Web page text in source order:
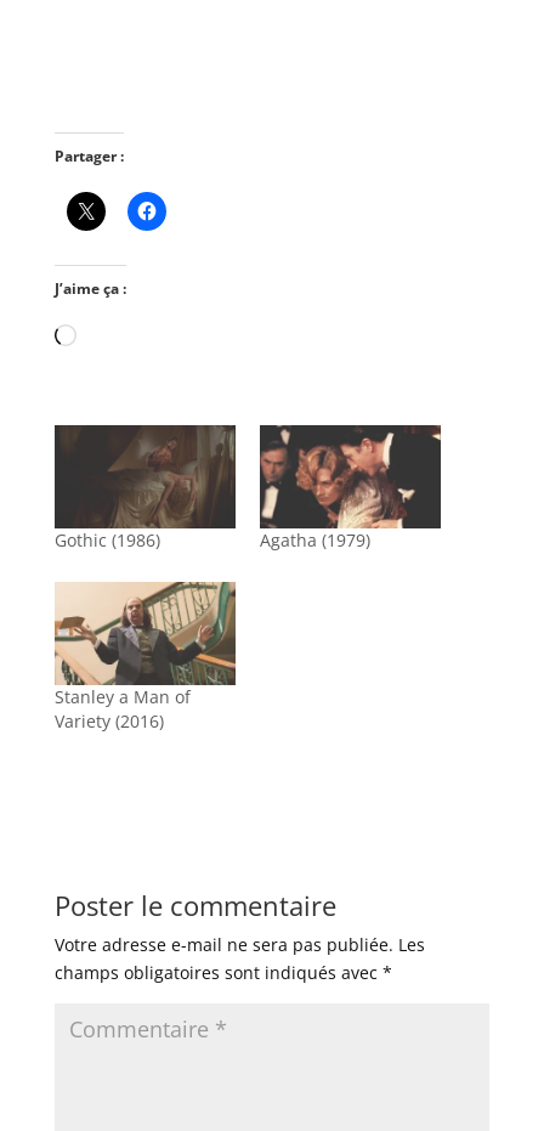
Partager :
J’aime ça :
Chargement…
Gothic (1986) Agatha (1979)
Stanley a Man of
Variety (2016)
Poster le commentaire
Votre adresse e-mail ne sera pas publiée. Les
champs obligatoires sont indiqués avec *